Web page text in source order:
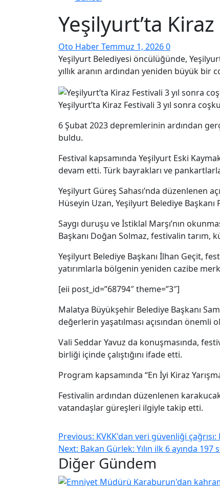
Yeşilyurt’ta
Oto HaberTemmuz 1, 20260
Yeşilyurt Belediyesi öncülüğünde,
yıllık aranın ardından yeniden büyük bir
Yeşilyurt’ta Kiraz Festivali 3 yıl sonra
6 Şubat 2023 depremlerinin ardından
buldu.
Festival kapsamında Yeşilyurt Eski
devam etti. Türk bayrakları ve
Yeşilyurt Güreş Sahası’nda düzenlenen
Hüseyin Uzan, Yeşilyurt Belediye Başkanı
Saygı duruşu ve İstiklal Marşı’nın
Başkanı Doğan Solmaz, festivalin tarım,
Yeşilyurt Belediye Başkanı İlhan Geçit,
yatırımlarla bölgenin yeniden cazibe
[eii post_id=”68794″ theme=”3″]
Malatya Büyükşehir Belediye Başkanı
değerlerin yaşatılması açısından önemli
Vali Seddar Yavuz da konuşmasında,
birliği içinde çalıştığını ifade etti.
Program kapsamında “En İyi Kiraz
Festivalin ardından düzenlenen
vatandaşlar güreşleri ilgiyle takip etti.
Previous: KVKK'dan veri güvenliği
Next: Bakan Gürlek: Yılın ilk 6 ayında
Diğer Gündem